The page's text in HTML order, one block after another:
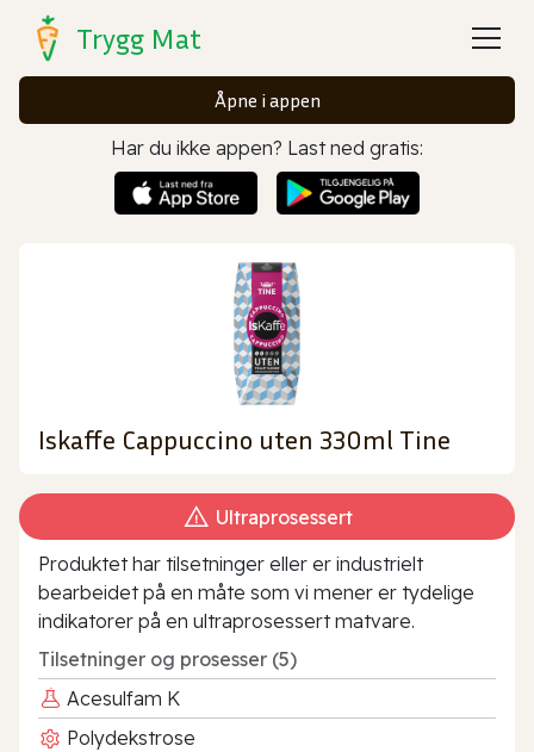
Trygg Mat
Åpne i appen
Har du ikke appen? Last ned gratis:
Iskaffe Cappuccino uten 330ml Tine
Ultraprosessert
Produktet har tilsetninger eller er industrielt
bearbeidet på en måte som vi mener er tydelige
indikatorer på en ultraprosessert matvare.
Tilsetninger og prosesser (5)
Acesulfam K
Polydekstrose